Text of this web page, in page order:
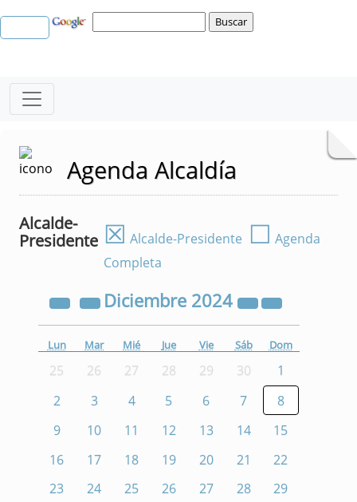
Agenda Alcaldía
Alcalde-
Presidente ☒ Alcalde-Presidente ☐ Agenda
Completa
Diciembre 2024
Lun Mar Mié Jue Vie Sáb Dom
25 26 27 28 29 30
1
2
3 4 5 6 7
8
9
10 11 12 13 14
15
16
17 18 19 20 21
22
23
24 25 26 27 28
29